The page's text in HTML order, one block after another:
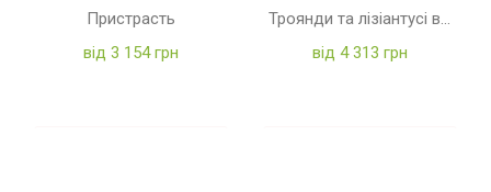
Пристрасть
від 3 154 грн
Троянди та лізіантусі в коробці
від 4 313 грн